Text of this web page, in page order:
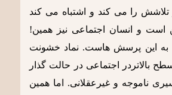
را می کند و اشتباه می کند
است و انسان اجتماعی نیز همین!
به این پرسش هاست. نماد خشونت
بالاتردر اجتماعی در حالت گذار
ناموجه و غیرعقلانی. اما همین